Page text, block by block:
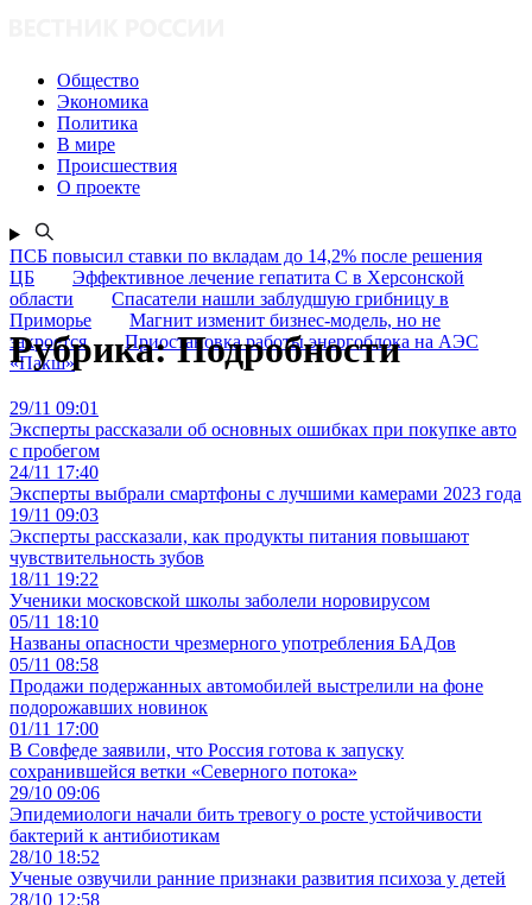
Общество
Экономика
Политика
В мире
Происшествия
О проекте
ПСБ повысил ставки по вкладам до 14,2% после решения
ЦБ
Эффективное лечение гепатита C в Херсонской
области
Спасатели нашли заблудшую грибницу в
Приморье
Магнит изменит бизнес-модель, но не
закроется
Приостановка работы энергоблока на АЭС
«Пакш»
Рубрика:Подробности
29/11 09:01
Эксперты рассказали об основных ошибках при покупке авто
с пробегом
24/11 17:40
Эксперты выбрали смартфоны с лучшими камерами 2023 года
19/11 09:03
Эксперты рассказали, как продукты питания повышают
чувствительность зубов
18/11 19:22
Ученики московской школы заболели норовирусом
05/11 18:10
Названы опасности чрезмерного употребления БАДов
05/11 08:58
Продажи подержанных автомобилей выстрелили на фоне
подорожавших новинок
01/11 17:00
В Совфеде заявили, что Россия готова к запуску
сохранившейся ветки «Северного потока»
29/10 09:06
Эпидемиологи начали бить тревогу о росте устойчивости
бактерий к антибиотикам
28/10 18:52
Ученые озвучили ранние признаки развития психоза у детей
28/10 12:58